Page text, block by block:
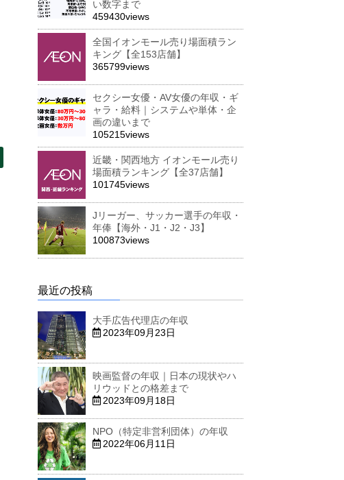
い数字まで
459430views
全国イオンモール売り場面積ラン
キング【全153店舗】
365799views
セクシー女優・AV女優の年収・ギ
ャラ・給料｜システムや単体・企
画の違いまで
105215views
近畿・関西地方 イオンモール売り
場面積ランキング【全37店舗】
101745views
Jリーガー、サッカー選手の年収・
年俸【海外・J1・J2・J3】
100873views
最近の投稿
大手広告代理店の年収
2023年09月23日
映画監督の年収｜日本の現状やハ
リウッドとの格差まで
2023年09月18日
NPO（特定非営利団体）の年収
2022年06月11日